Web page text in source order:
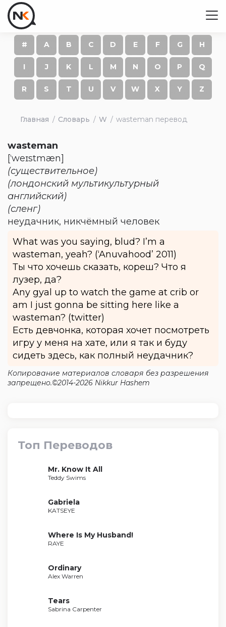
# A B C D E F G H
I J K L M N O P Q
R S T U V W X Y Z
Главная Словарь W wasteman перевод
wasteman
[ˈweɪstmæn]
(существительное)
(лондонский мультикультурный
английский)
(сленг)
неудачник, никчёмный человек
What was you saying, blud? I’m a
wasteman, yeah? (‘Anuvahood’ 2011)
Ты что хочешь сказать, кореш? Что я
лузер, да?
Any gyal up to watch the game at crib or
am I just gonna be sitting here like a
wasteman? (twitter)
Есть девчонка, которая хочет посмотреть
игру у меня на хате, или я так и буду
сидеть здесь, как полный неудачник?
Копирование материалов словаря без разрешения
запрещено.©2014-2026 Nikkur Hashem
Топ Переводов
Mr. Know It All
Teddy Swims
Gabriela
KATSEYE
Where Is My Husband!
RAYE
Ordinary
Alex Warren
Tears
Sabrina Carpenter